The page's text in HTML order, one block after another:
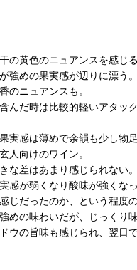
の黄色のニュアンスを感じる
強めの果実感が辺りに漂う。
のニュアンスも。
んだ時は比較的軽いアタッ
実感は薄めで余韻も少し物足
人向けのワイン。
な差はあまり感じられない。
感が弱くなり酸味が強くな
じだったのか、という程度の
めの味わいだが、じっくり
ウの旨味も感じられ、翌日